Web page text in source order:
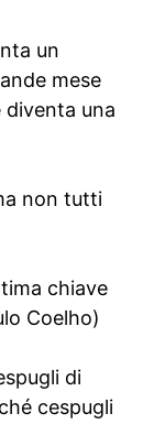
un
mese
una
non tutti
chiave
Coelho)
di
cespugli